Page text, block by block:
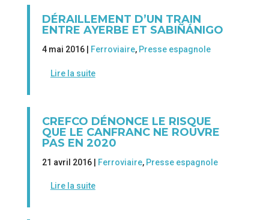
DÉRAILLEMENT D’UN TRAIN
ENTRE AYERBE ET SABIÑÁNIGO
4 mai 2016 | Ferroviaire, Presse espagnole
Lire la suite
CREFCO DÉNONCE LE RISQUE
QUE LE CANFRANC NE ROUVRE
PAS EN 2020
21 avril 2016 | Ferroviaire, Presse espagnole
Lire la suite